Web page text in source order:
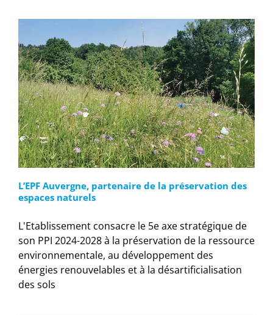
L’EPF Auvergne, partenaire de la préservation des
espaces naturels
L'Etablissement consacre le 5e axe stratégique de
son PPI 2024-2028 à la préservation de la ressource
environnementale, au développement des
énergies renouvelables et à la désartificialisation
des sols